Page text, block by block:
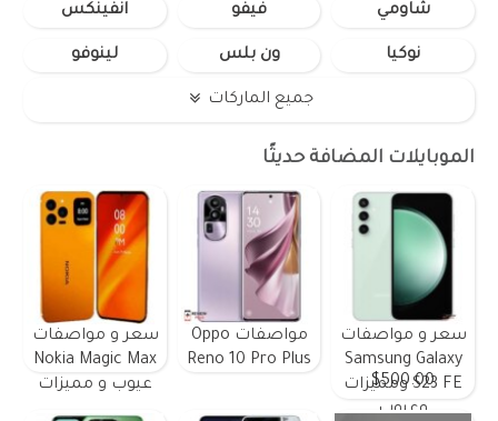
شاومي فيفو انفينكس
نوكيا ون بلس لينوفو
جميع الماركات
الموبايلات المضافة حديثًا
سعر و مواصفات
Samsung Galaxy
S23 FE ومميزات
وعيوب
$500.00
مواصفات Oppo
Reno 10 Pro Plus
سعر و مواصفات
Nokia Magic Max
عيوب و مميزات